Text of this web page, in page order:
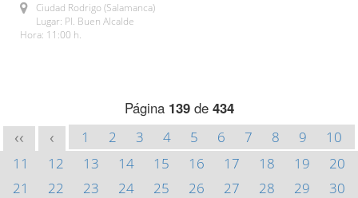
Ciudad Rodrigo (Salamanca)
Lugar: Pl. Buen Alcalde
Hora: 11:00 h.
Página 139de 434
<< < 1 2 3 4 5 6 7 8 9
10
11
12 13 14 15 16 17 18 19
20
21
22 23 24 25 26 27 28 29
30